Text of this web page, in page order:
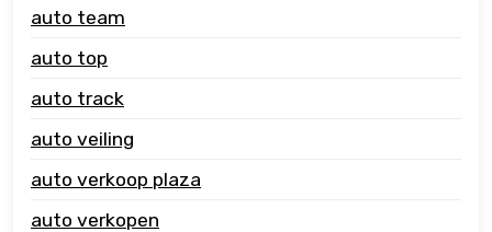
auto team
auto top
auto track
auto veiling
auto verkoop plaza
auto verkopen